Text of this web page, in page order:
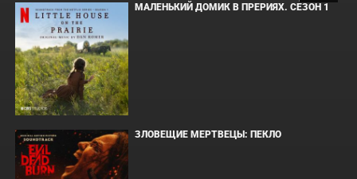
МАЛЕНЬКИЙ ДОМИК В ПРЕРИЯХ. СЕЗОН 1
ЗЛОВЕЩИЕ МЕРТВЕЦЫ: ПЕКЛО